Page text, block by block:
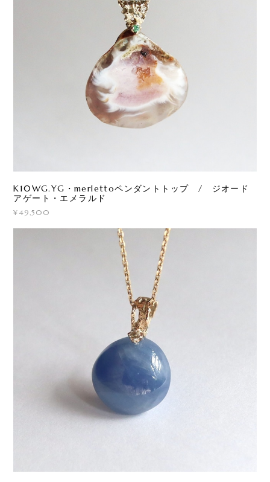
K10WG.YG・merlettoペンダントトップ / ジオード
アゲート・エメラルド
¥49,500